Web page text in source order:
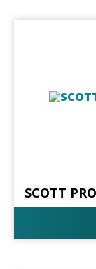
SCOTT